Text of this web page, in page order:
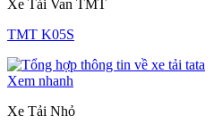
Xe Tải Van TMT
TMT K05S
Xem nhanh
Xe Tải Nhỏ